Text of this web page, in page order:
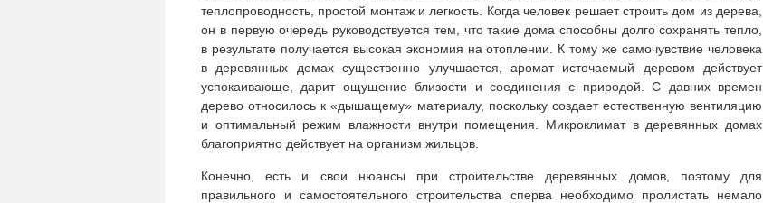
теплопроводность, простой монтаж и легкость. Когда человек решает строить дом из дерева,
он в первую очередь руководствуется тем, что такие дома способны долго сохранять тепло,
в результате получается высокая экономия на отоплении. К тому же самочувствие человека
в деревянных домах существенно улучшается, аромат источаемый деревом действует
успокаивающе, дарит ощущение близости и соединения с природой. С давних времен
дерево относилось к «дышащему» материалу, поскольку создает естественную вентиляцию
и оптимальный режим влажности внутри помещения. Микроклимат в деревянных домах
благоприятно действует на организм жильцов.
Конечно, есть и свои нюансы при строительстве деревянных домов, поэтому для
правильного и самостоятельного строительства сперва необходимо пролистать немало